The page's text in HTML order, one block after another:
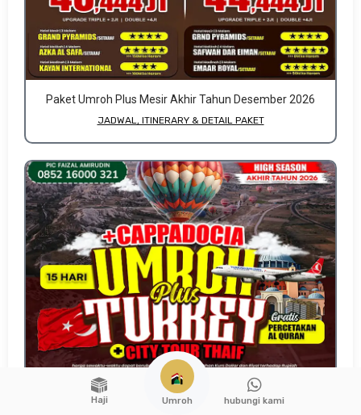
Paket Umroh Plus Mesir Akhir Tahun Desember 2026
JADWAL, ITINERARY & DETAIL PAKET
Haji Umroh hubungi kami